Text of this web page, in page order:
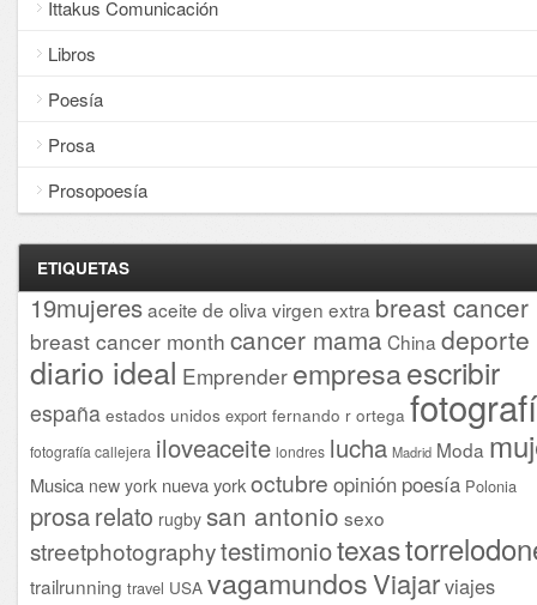
Ittakus Comunicación
Libros
Poesía
Prosa
Prosopoesía
ETIQUETAS
19mujeresaceite de oliva virgen extra breast cancer
breast cancer month cancer mama China deporte
diario ideal Emprender empresaescribir
españa estados unidos export fernando r ortega
fotografía callejera iloveaceite londres lucha Madrid Moda
Musica new york nueva yorkoctubre opinión poesía Polonia
prosarelato rugby san antonio sexo
streetphotographytestimoniotexas
trailrunning travel USA vagamundosViajarviajes